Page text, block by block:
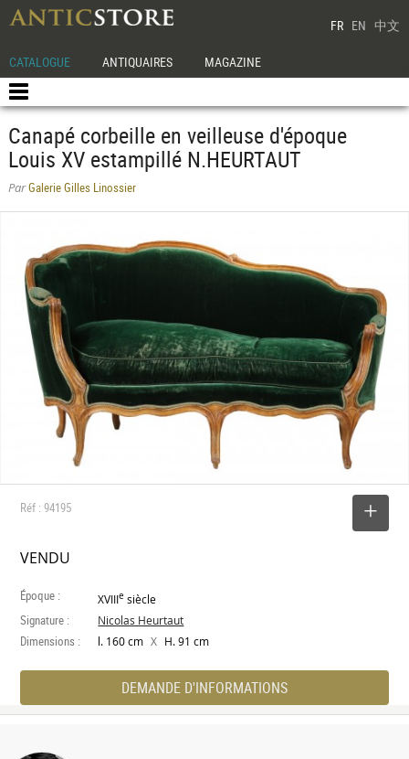
FR EN 中文
CATALOGUE ANTIQUAIRES MAGAZINE
Canapé corbeille en veilleuse d'époque
Louis XV estampillé N.HEURTAUT
ParGalerie Gilles Linossier
Réf : 94195
VENDU
Époque : XVIIIe siècle
Signature : Nicolas Heurtaut
Dimensions : l. 160 cm X H. 91 cm
DEMANDE D'INFORMATIONS